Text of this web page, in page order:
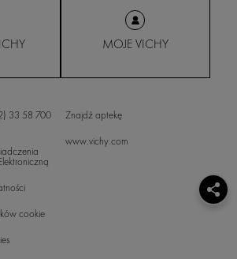
MOJE VICHY
33 58 700
cookie
Znajdź aptekę
www.vichy.com